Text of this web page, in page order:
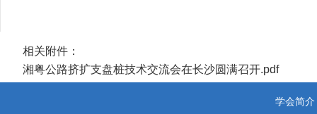
相关附件：
湘粤公路挤扩支盘桩技术交流会在长沙圆满召开.pdf
学会简介